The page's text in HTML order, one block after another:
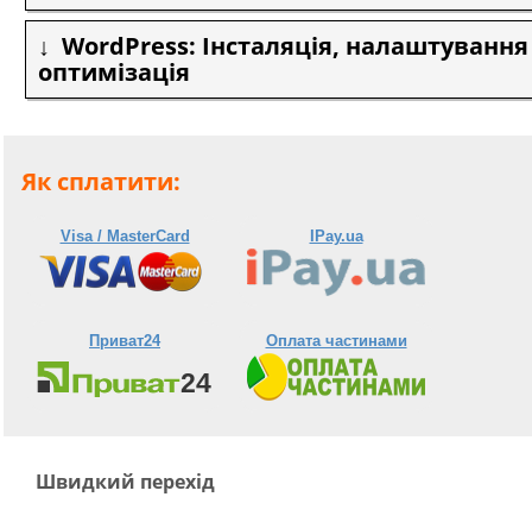
WordPress: Інсталяція,
оптимізація
Як сплатити:
Visa / MasterCard IPay.ua
Приват24 Оплата частинами
Швидкий перехід